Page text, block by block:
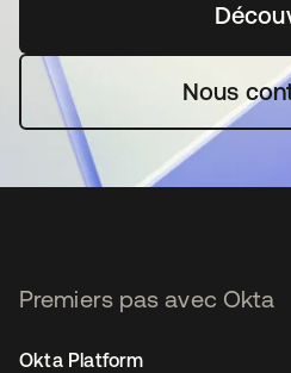
Nous
Premiers pas avec Okta
Okta Platform